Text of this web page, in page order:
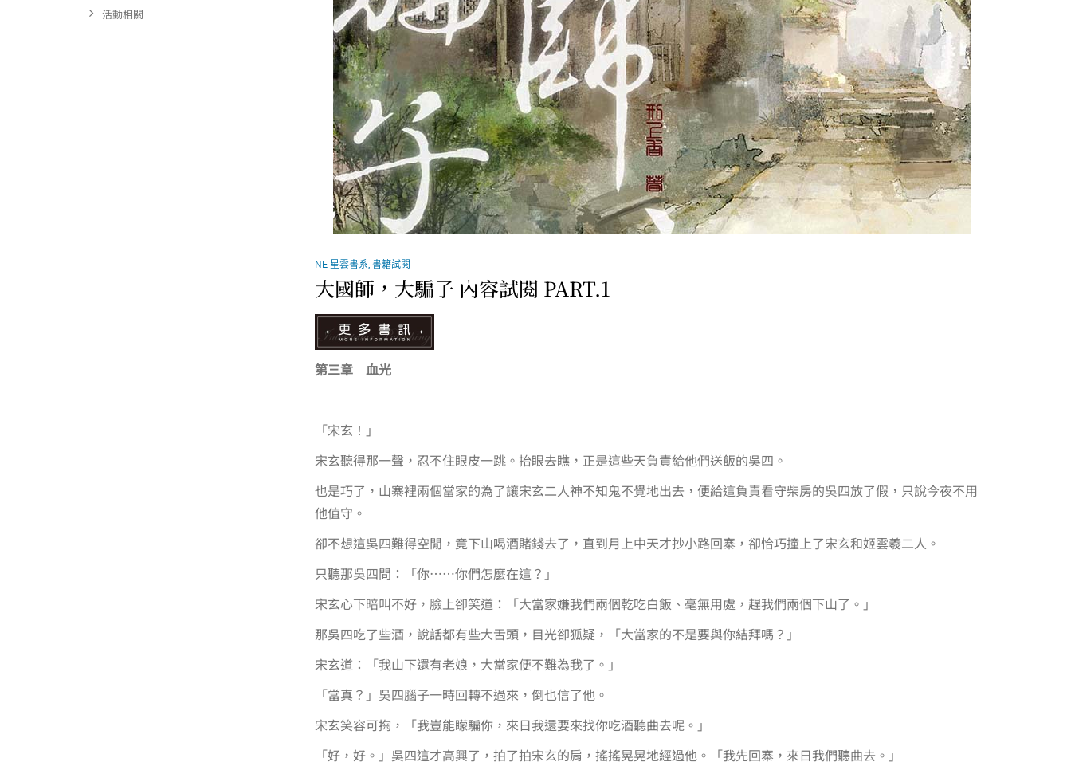
NE 星雲書系 書籍試閱
大國師，大騙子 內容試閱 PART.1
第三章 血光
「宋玄！」
宋玄聽得那一聲，忍不住眼皮一跳。抬眼去瞧，正是這些天負責給他們送飯的吳四。
也是巧了，山寨裡兩個當家的為了讓宋玄二人神不知鬼不覺地出去，便給這負責看守柴房的吳四放了假，只說今夜不用
他值守。
卻不想這吳四難得空閒，竟下山喝酒賭錢去了，直到月上中天才抄小路回寨，卻恰巧撞上了宋玄和姬雲羲二人。
只聽那吳四問：「你……你們怎麼在這？」
宋玄心下暗叫不好，臉上卻笑道：「大當家嫌我們兩個乾吃白飯、毫無用處，趕我們兩個下山了。」
那吳四吃了些酒，說話都有些大舌頭，目光卻狐疑，「大當家的不是要與你結拜嗎？」
宋玄道：「我山下還有老娘，大當家便不難為我了。」
「當真？」吳四腦子一時回轉不過來，倒也信了他。
宋玄笑容可掬，「我豈能矇騙你，來日我還要來找你吃酒聽曲去呢。」
「好，好。」吳四這才高興了，拍了拍宋玄的肩，搖搖晃晃地經過他。「我先回寨，來日我們聽曲去。」
活動相關